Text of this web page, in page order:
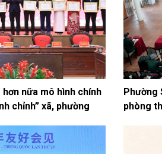
hơn nữa mô hình chính
chỉnh” xã, phường
Phường
phòng